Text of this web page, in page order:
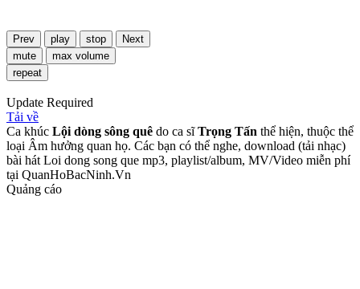
Prev play stop
Next
mute
max volume
repeat
Update Required
Tải về
Ca khúc Lội dòng sông quê do ca sĩTrọng Tấn thể hiện, thuộc thể
loại Âm hưởng quan họ. Các bạn có thể nghe, download (tải nhạc)
bài hát Loi dong song que mp3, playlist/album, MV/Video miễn phí
tại QuanHoBacNinh.Vn
Quảng cáo